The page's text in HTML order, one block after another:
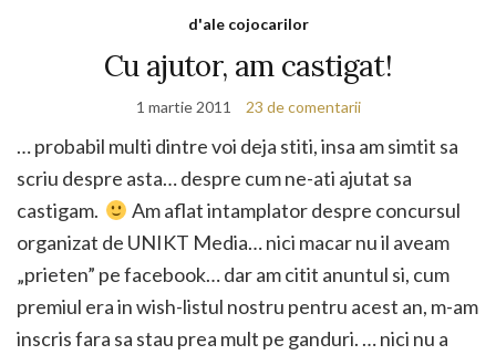
d'ale cojocarilor
Cu ajutor, am castigat!
1 martie 2011 23 de comentarii
… probabil multi dintre voi deja stiti, insa am simtit sa
scriu despre asta… despre cum ne-ati ajutat sa
castigam.
Am aflat intamplator despre concursul
organizat de UNIKT Media… nici macar nu il aveam
„prieten” pe facebook… dar am citit anuntul si, cum
premiul era in wish-listul nostru pentru acest an, m-am
inscris fara sa stau prea mult pe ganduri. … nici nu a